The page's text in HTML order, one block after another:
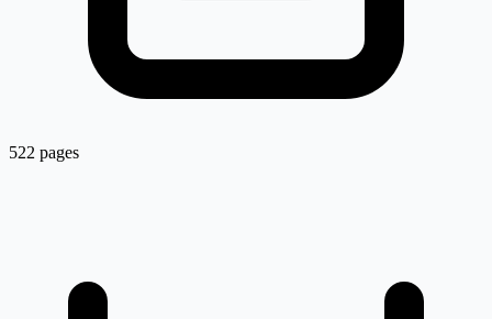
522 pages